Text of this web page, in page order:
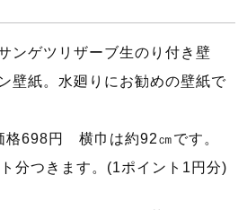
ンゲツリザーブ生のり付き壁
壁紙。水廻りにお勧めの壁紙で
格698円 横巾は約92㎝です。
分つきます。(1ポイント1円分)